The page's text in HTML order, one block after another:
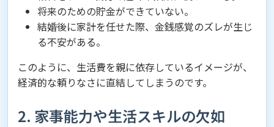
将来のための貯金ができていない。
結婚後に家計を任せた際、金銭感覚のズレが生じ
る不安がある。
このように、生活費を親に依存しているイメージが、
経済的な頼りなさに直結してしまうのです。
2. 家事能力や生活スキルの欠如